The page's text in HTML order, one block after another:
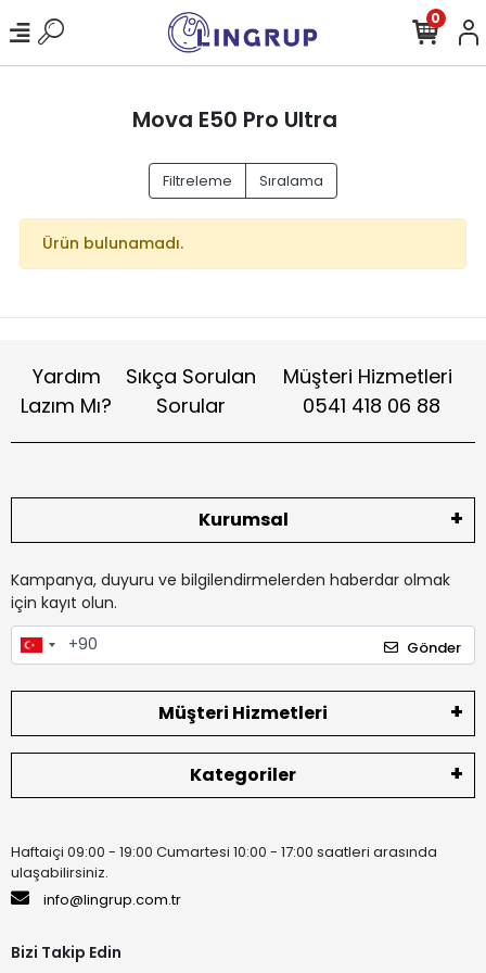
0
Mova E50 Pro Ultra
Filtreleme Sıralama
Ürün bulunamadı.
Yardım
Lazım Mı?
Sıkça Sorulan
Sorular
Müşteri Hizmetleri
0541 418 06 88
Kurumsal
Kampanya, duyuru ve bilgilendirmelerden haberdar olmak
için kayıt olun.
Gönder
Müşteri Hizmetleri
Kategoriler
Haftaiçi 09:00 - 19:00 Cumartesi 10:00 - 17:00 saatleri arasında
ulaşabilirsiniz.
info@lingrup.com.tr
Bizi Takip Edin